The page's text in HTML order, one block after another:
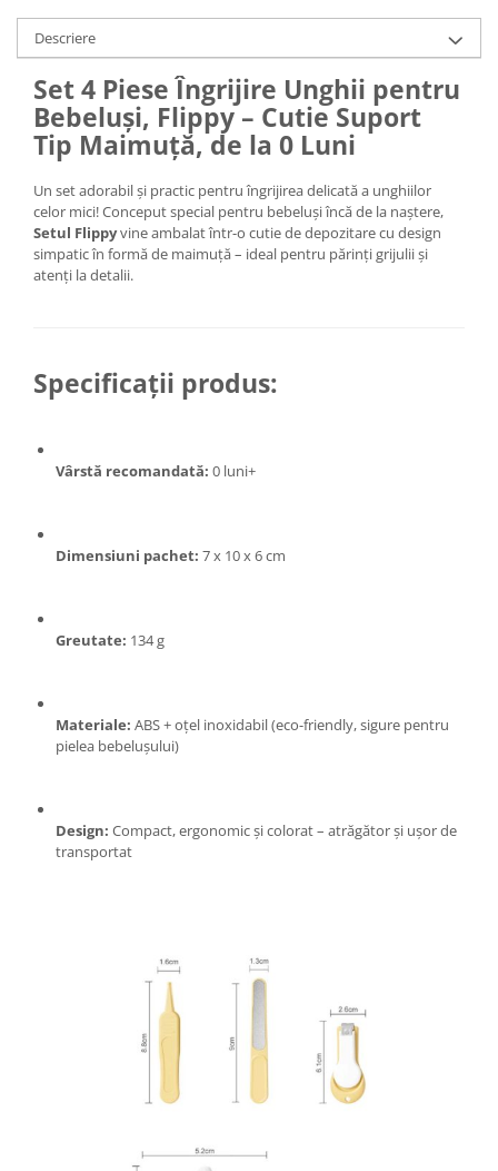
Motocoase, Trimmere si Masini de
tuns gazon
Motocositori cu motoare 2T
Trimmere electrice
Masini de tuns gazon pe benzina
Tractoraș de tuns gazonul
Zootehnie
Incubatoare, oparitoare si
deplumatoare
animale
Tarcuri animale
Masini batut stalpi si accesorii
Casute gradina si cutii depozitare
umbrire
Zdrobitoare si teascuri
Teascuri
Zdrobitoare electrice
Zdrobitoare manuale
Masini de cusut si accesorii
Unelte manuale de gradina -
Masini batut stalpi
Descriere
Set 4 Piese Îngrijire Unghii pentru
Bebeluși, Flippy – Cutie Suport
Tip Maimuță, de la 0 Luni
Un set adorabil și practic pentru îngrijirea delicată a unghiilor
celor mici! Conceput special pentru bebeluși încă de la naștere,
Setul Flippyvine ambalat într-o cutie de depozitare cu design
simpatic în formă de maimuță – ideal pentru părinți grijulii și
atenți la detalii.
Specificații produs:
Vârstă recomandată: 0 luni+
Dimensiuni pachet: 7 x 10 x 6 cm
Greutate: 134 g
Materiale: ABS + oțel inoxidabil (eco-friendly, sigure pentru
pielea bebelușului)
Design: Compact, ergonomic și colorat – atrăgător și ușor de
transportat